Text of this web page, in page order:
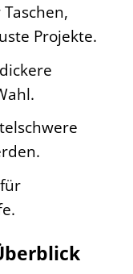
Projekte.